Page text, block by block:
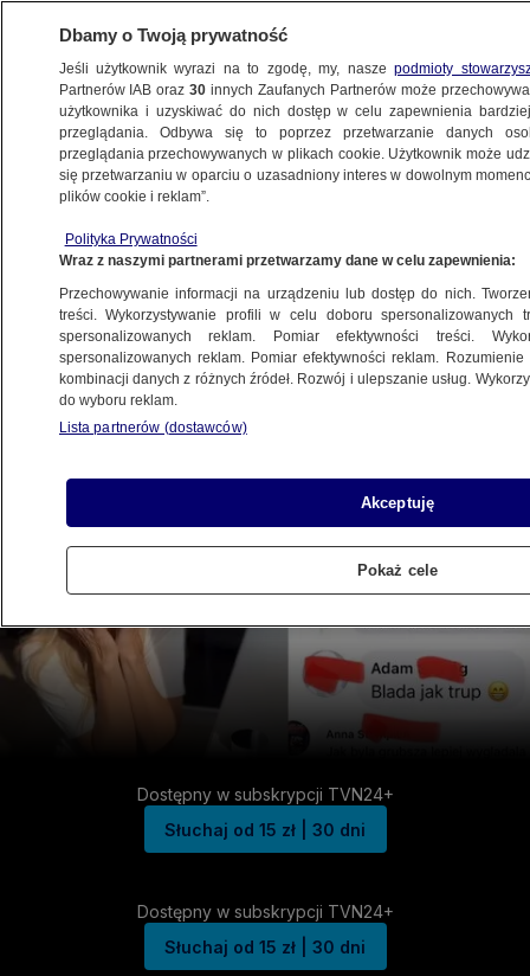
Dostępny w subskrypcji TVN24+
Słuchaj od 15 zł | 30 dni
Dostępny w subskrypcji TVN24+
Słuchaj od 15 zł | 30 dni
Dbamy o Twoją prywatność
Jeśli użytkownik wyrazi na to zgodę, my, naszepodmioty
Partnerów IAB oraz30 innych Zaufanych Partnerów może
użytkownika i uzyskiwać do nich dostęp w celu zapewnienia
przeglądania. Odbywa się to poprzez przetwarzanie danych
przeglądania przechowywanych w plikach cookie. Użytkownik może
się przetwarzaniu w oparciu o uzasadniony interes w dowolnym
plików cookie i reklam”.
Polityka Prywatności
Wraz z naszymi partnerami przetwarzamy dane w celu zapewnienia:
Przechowywanie informacji na urządzeniu lub dostęp do nich.
treści. Wykorzystywanie profili w celu doboru spersonalizowanych
spersonalizowanych reklam. Pomiar efektywności treści.
spersonalizowanych reklam. Pomiar efektywności reklam.
kombinacji danych z różnych źródeł. Rozwój i ulepszanie usług.
do wyboru reklam.
Lista partnerów (dostawców)
Akceptuję
Pokaż cele